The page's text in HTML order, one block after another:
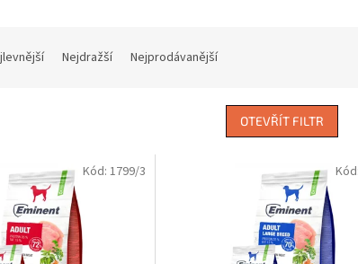
Nejdražší Nejprodávanější
OTEVŘÍT FILTR
Kód: 1799/3 Kód: